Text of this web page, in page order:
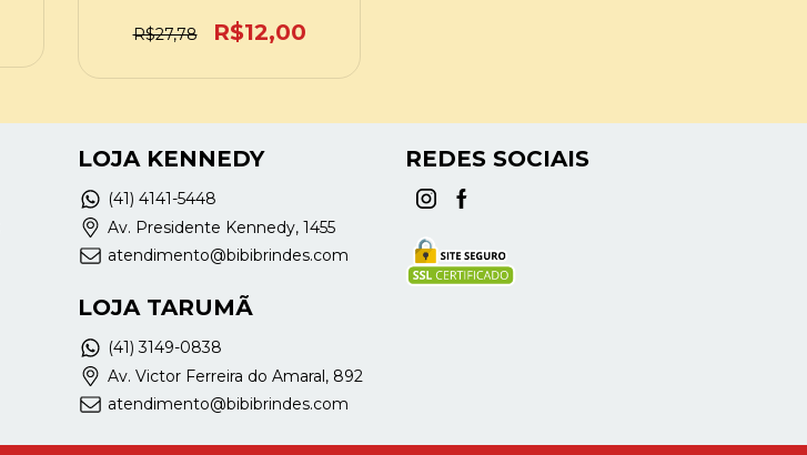
R$27,78 R$12,00
LOJA KENNEDY
(41) 4141-5448
Av. Presidente Kennedy, 1455
atendimento@bibibrindes.com
LOJA TARUMÃ
(41) 3149-0838
Av. Victor Ferreira do Amaral, 892
atendimento@bibibrindes.com
REDES SOCIAIS